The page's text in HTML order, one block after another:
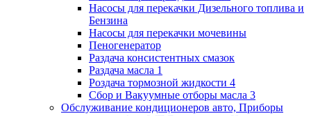
Насосы для перекачки Дизельного топлива и
Бензина
Насосы для перекачки мочевины
Пеногенератор
Раздача консистентных смазок
Раздача масла 1
Роздача тормозной жидкости 4
Сбор и Вакуумные отборы масла 3
Обслуживание кондиционеров авто, Приборы